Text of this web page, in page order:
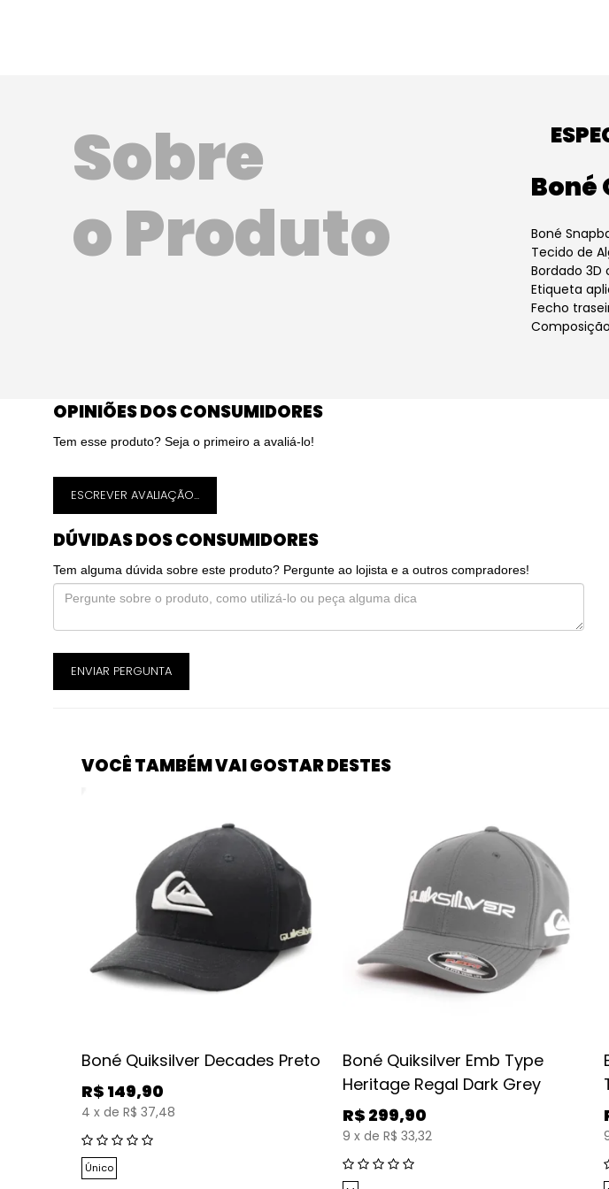
Sobre
o Produto
Boné
Boné
Tecido de
Bordado
Etiqueta
Fecho
OPINIÕES DOS CONSUMIDORES
Tem esse produto? Seja o primeiro a avaliá-lo!
ESCREVER AVALIAÇÃO...
DÚVIDAS DOS CONSUMIDORES
Tem alguma dúvida sobre este produto? Pergunte ao lojista e a outros compradores!
ENVIAR PERGUNTA
VOCÊ TAMBÉM VAI GOSTAR DESTES
Boné Quiksilver Decades Preto
R$ 149,90
4 x de R$ 37,48
Único
Boné Quiksilver Emb Type
Heritage Regal Dark Grey
R$ 299,90
9 x de R$ 33,32